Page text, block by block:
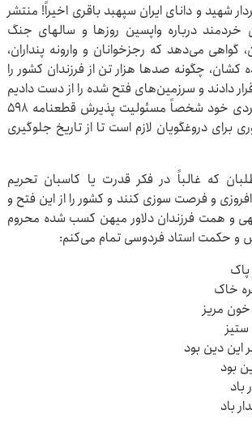
شهید و دانای ایران سپهبد باقری اخیراً! منتشر
درباره واپسین روزها و سالهای جنگ
گواهی می‌دهد که رجزخوانان و وارونه پنداران،
کشان، چگونه صدها هزار تن از فرزندان کشور را
دادند و سرزمین‌های فتح شده را از دست دادیم
و امام راحل با جوانمردی خود شخصاً مسئولیت پذیرش قطعنامه ۵۹۸
برای دروغگویان لازم است تا از تاریخ جلوگیری
که غالباً در فکر قدرت یا کاسبان تحریم
و فرصت سوزی کنند و کشور را از این فتح و
و همت فرزندان دلاور میهن کسب شده محروم
و حکمت استاد فردوسی تمام می‌کنم:
پاک
خاک
مریز
ستیز
این دین بود
بود
باد
باد